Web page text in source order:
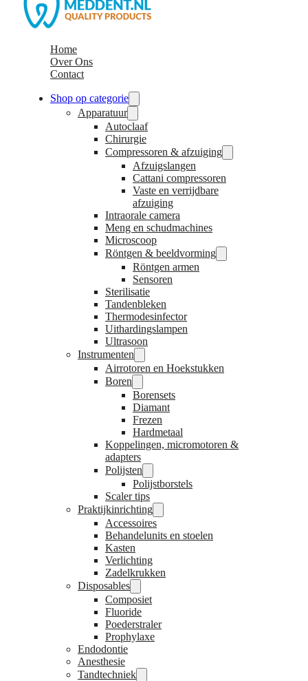
Home
Over Ons
Contact
Shop op categorie
Apparatuur
Autoclaaf
Chirurgie
Compressoren & afzuiging
Afzuigslangen
Cattani compressoren
Vaste en verrijdbare
afzuiging
Intraorale camera
Meng en schudmachines
Microscoop
Röntgen & beeldvorming
Röntgen armen
Sensoren
Sterilisatie
Tandenbleken
Thermodesinfector
Uithardingslampen
Ultrasoon
Instrumenten
Airrotoren en Hoekstukken
Boren
Borensets
Diamant
Frezen
Hardmetaal
Koppelingen, micromotoren &
adapters
Polijsten
Polijstborstels
Scaler tips
Praktijkinrichting
Accessoires
Behandelunits en stoelen
Kasten
Verlichting
Zadelkrukken
Disposables
Composiet
Fluoride
Poederstraler
Prophylaxe
Endodontie
Anesthesie
Tandtechniek